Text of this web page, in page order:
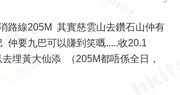
路線205M 其實慈雲山去鑽石山仲有
仲要九巴可以賺到笑嘅.....收20.1
埋黃大仙添 （205M都唔係全日，